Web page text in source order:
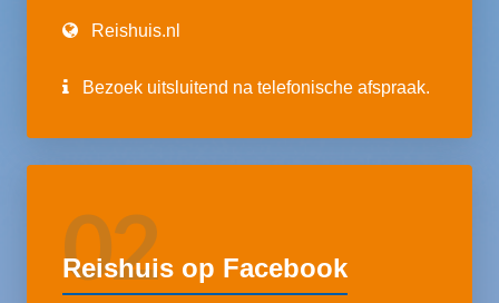
Reishuis.nl
Bezoek uitsluitend na telefonische afspraak.
02
Reishuis op Facebook